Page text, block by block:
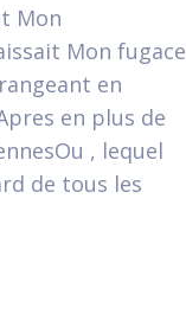
Mon
Mon fugace
en
en plus de
, lequel
de tous les